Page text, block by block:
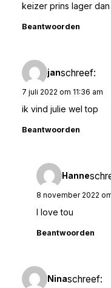
keizer prins lager dan
Beantwoorden
janschreef:
7 juli 2022 om 11:36 am
ik vind julie wel top
Beantwoorden
Hanne
8 november 2022
I love tou
Beantwoorden
Ninaschreef: